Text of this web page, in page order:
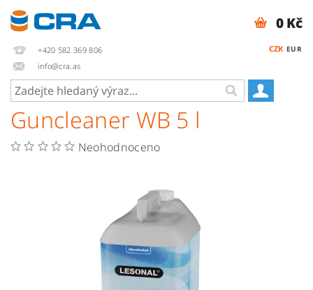
+420 582 369 806
info@cra.as
CZK EUR
0 Kč
Guncleaner WB 5 l
Neohodnoceno